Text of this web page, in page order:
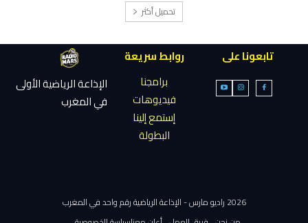
تحميل أكثر
تابعونا على
روابط سريعة
برامجنا
فيديوهات
إستمع إلينا
البطولة
الإذاعة الرياضية الأولى
في المغرب
2026 راديو مارس - الإذاعة الرياضية رقم واحد في المغرب